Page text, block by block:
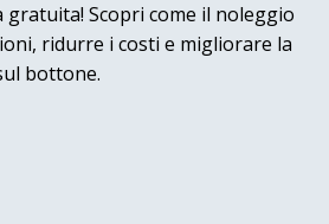
Scopri come il noleggio
ridurre i costi e migliorare la
bottone.